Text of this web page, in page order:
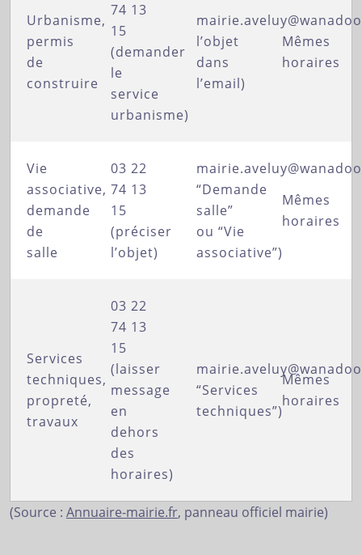
Urbanisme,
permis
de
construire
74 13
15
(demander
le
service
urbanisme)
l’objet
dans
l’email)
Mêmes
horaires
Vie
associative,
demande
de
salle
03 22
74 13
15
(préciser
l’objet)
“Demande
salle”
ou “Vie
associative”)
Mêmes
horaires
Services
techniques,
propreté,
travaux
03 22
74 13
15
(laisser
message
en
dehors
des
horaires)
“Services
techniques”)
Mêmes
horaires
(Source : Annuaire-mairie.fr, panneau officiel mairie)